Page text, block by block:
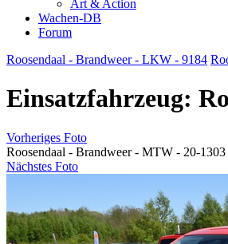
Art & Action
Wachen-DB
Forum
Roosendaal - Brandweer - LKW - 9184
Einsatzfahrzeug:
Vorheriges Foto
Roosendaal - Brandweer - MTW - 20-1303
Nächstes Foto